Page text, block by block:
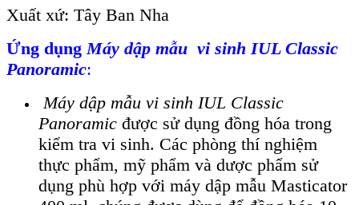
Xuất xứ: Tây Ban Nha
Ứng dụngMáy dập mẫu vi sinh IUL Classic
Panoramic:
Máy dập mẫu vi sinh IUL Classic
Panoramic được sử dụng đồng hóa trong
kiểm tra vi sinh. Các phòng thí nghiệm
thực phẩm, mỹ phẩm và dược phẩm sử
dụng phù hợp với máy dập mẫu Masticator